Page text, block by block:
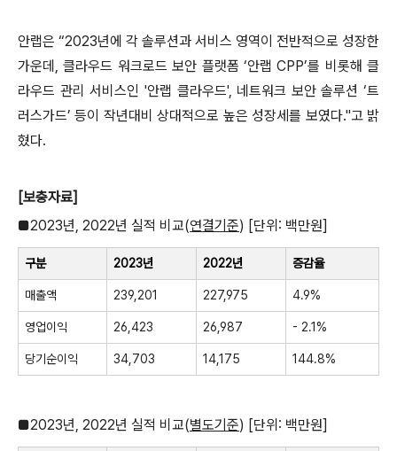
안랩은 “2023년에 각 솔루션과 서비스 영역이 전반적으로 성장한
가운데 ,클라우드 워크로드 보안 플랫폼 ‘안랩 CPP’를 비롯해 클
라우드 관리 서비스인 '안랩 클라우드', 네트워크 보안 솔루션 ‘트
러스가드’ 등이 작년대비 상대적으로 높은 성장세를 보였다."고 밝
혔다.
[보충자료]
■2023년, 2022년 실적 비교(연결기준) [단위 : 백만원]
구분 2023년 2022년 증감율
매출액 239,201 227,975 4.9%
영업이익 26,423 26,987 - 2.1%
당기순이익 34,703 14,175 144.8%
■2023년, 2022년 실적 비교(별도기준) [단위 : 백만원]